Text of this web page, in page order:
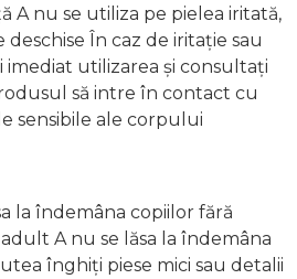
A nu se utiliza pe pielea iritată,
deschise În caz de iritație sau
imediat utilizarea și consultați
să intre în contact cu
sensibile ale corpului
la îndemâna copiilor fără
A nu se lăsa la îndemâna
înghiți piese mici sau detalii